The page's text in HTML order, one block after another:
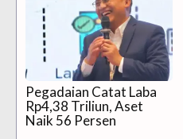
Pegadaian Catat Laba
Rp4,38 Triliun, Aset
Naik 56 Persen